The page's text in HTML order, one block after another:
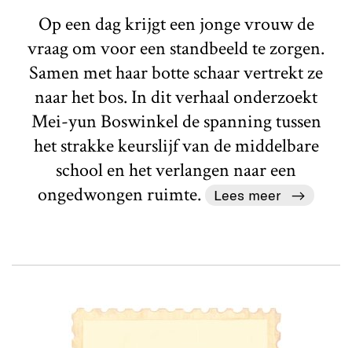
Op een dag krijgt een jonge vrouw de
vraag om voor een standbeeld te zorgen.
Samen met haar botte schaar vertrekt ze
naar het bos. In dit verhaal onderzoekt
Mei-yun Boswinkel de spanning tussen
het strakke keurslijf van de middelbare
school en het verlangen naar een
ongedwongen ruimte.
Lees meer